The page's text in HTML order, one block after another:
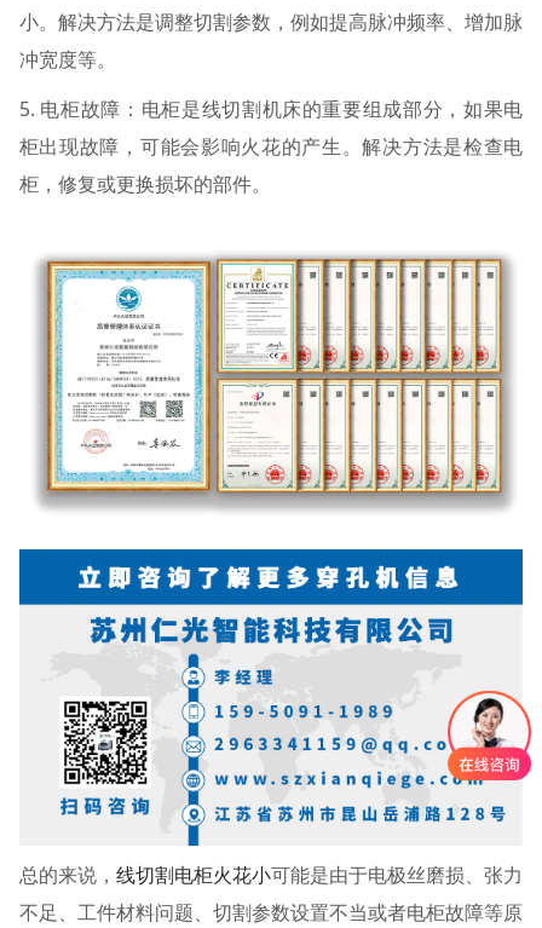
小。解决方法是调整切割参数，例如提高脉冲频率、增加脉
冲宽度等。
5. 电柜故障：电柜是线切割机床的重要组成部分，如果电
柜出现故障，可能会影响火花的产生。解决方法是检查电
柜，修复或更换损坏的部件。
总的来说， 线切割电柜火花小可能是由于电极丝磨损、张力
不足、工件材料问题、切割参数设置不当或者电柜故障等原